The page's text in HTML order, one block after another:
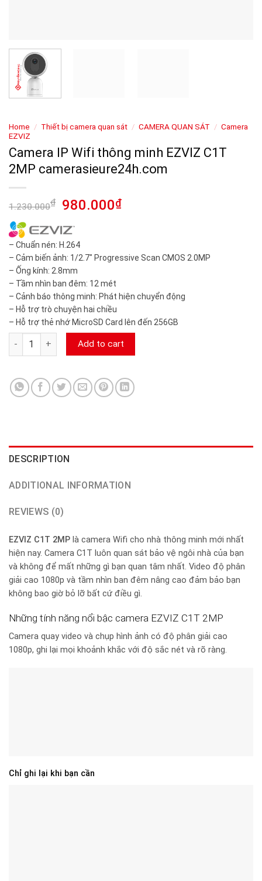
Home / Thiết bị camera quan sát / CAMERA QUAN SÁT / Camera
EZVIZ
Camera IP Wifi thông minh EZVIZ C1T
2MP camerasieure24h.com
1.230.000₫ 980.000₫
– Chuẩn nén: H.264
– Cảm biến ảnh: 1/2.7″ Progressive Scan CMOS 2.0MP
– Ống kính: 2.8mm
– Tầm nhìn ban đêm: 12 mét
– Cảnh báo thông minh: Phát hiện chuyển động
– Hỗ trợ trò chuyện hai chiều
– Hỗ trợ thẻ nhớ MicroSD Card lên đến 256GB
Camera IP Wifi thông minh EZVIZ C1T 2MP
Add to cart
DESCRIPTION
ADDITIONAL INFORMATION
REVIEWS (0)
EZVIZ C1T 2MP là camera Wifi cho nhà thông minh mới nhất
hiện nay. Camera C1T luôn quan sát bảo vệ ngôi nhà của bạn
và không để mất những gì bạn quan tâm nhất. Video độ phân
giải cao 1080p và tầm nhìn ban đêm nâng cao đảm bảo bạn
không bao giờ bỏ lỡ bất cứ điều gì.
Những tính năng nổi bậc camera EZVIZ C1T 2MP
Camera quay video và chụp hình ảnh có độ phân giải cao
1080p, ghi lại mọi khoảnh khắc với độ sắc nét và rõ ràng.
Chỉ ghi lại khi bạn cần